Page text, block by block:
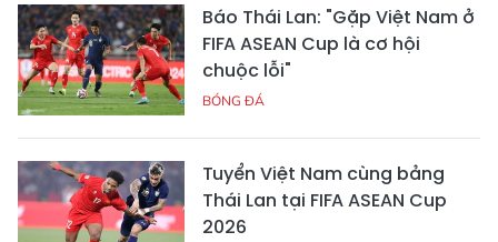
Báo Thái Lan: "Gặp Việt Nam ở
FIFA ASEAN Cup là cơ hội
chuộc lỗi"
BÓNG ĐÁ
Tuyển Việt Nam cùng bảng
Thái Lan tại FIFA ASEAN Cup
2026